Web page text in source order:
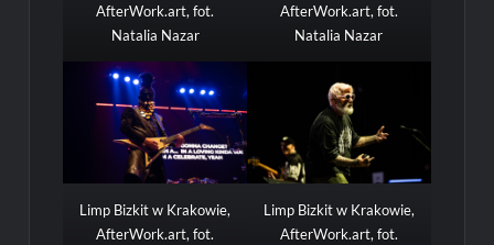
AfterWork.art, fot.
Natalia Nazar
AfterWork.art, fot.
Natalia Nazar
Limp Bizkit w Krakowie,
AfterWork.art, fot.
Limp Bizkit w Krakowie,
AfterWork.art, fot.